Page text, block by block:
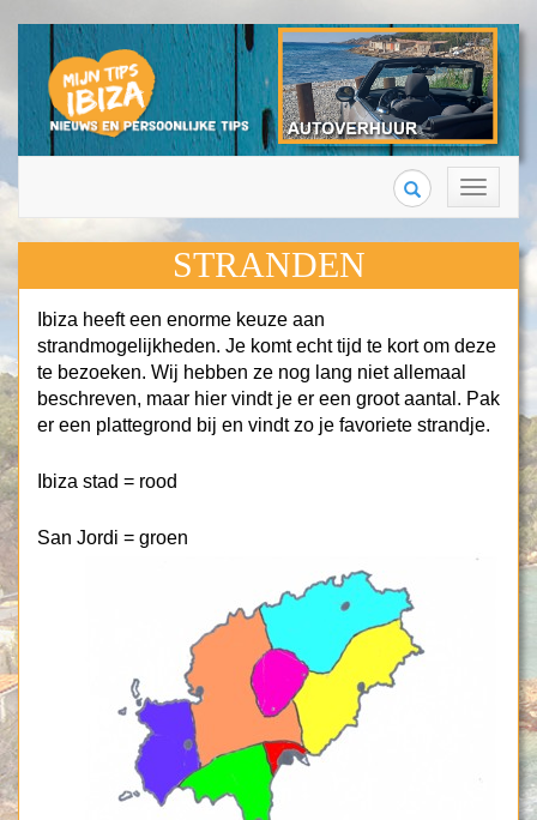
Toggle
navigation
Search
STRANDEN
Ibiza heeft een enorme keuze aan
strandmogelijkheden. Je komt echt tijd te kort om deze
te bezoeken. Wij hebben ze nog lang niet allemaal
beschreven, maar hier vindt je er een groot aantal. Pak
er een plattegrond bij en vindt zo je favoriete strandje.
Ibiza stad = rood
San Jordi = groen